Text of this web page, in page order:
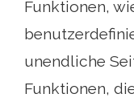
Funktionen,
unendliche
Funktionen,